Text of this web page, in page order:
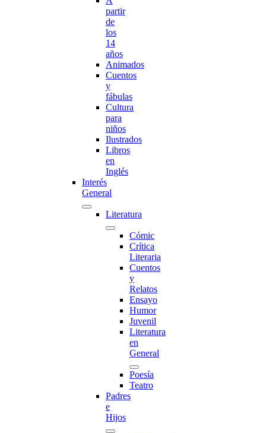
partir
de
los
14
años
Animados
Cuentos
y
fábulas
Cultura
para
niños
Ilustrados
Libros
en
Inglés
Interés
General
Literatura
Cómic
Crítica
Literaria
Cuentos
y
Relatos
Ensayo
Humor
Juvenil
Literatura
en
General
Poesía
Teatro
Padres
e
Hijos